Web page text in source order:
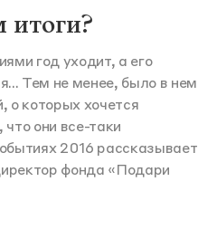
итоги?
год уходит, а его
Тем не менее, было в нем
о которых хочется
они все-таки
2016 рассказывает
фонда «Подари